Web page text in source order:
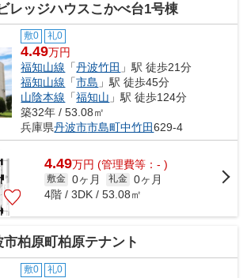
レッジハウスこかべ台1号棟
敷0 礼0
4.49万円
福知山線 「丹波竹田 」駅 徒歩21分
福知山線 「市島 」駅 徒歩45分
山陰本線 「福知山 」駅 徒歩124分
築32年 / 53.08㎡
兵庫県丹波市市島町中竹田629-4
4.49万円 (管理費等：- )
敷金 0ヶ月 礼金 0ヶ月
4階 / 3DK / 53.08㎡
市柏原町柏原テナント
敷0 礼0